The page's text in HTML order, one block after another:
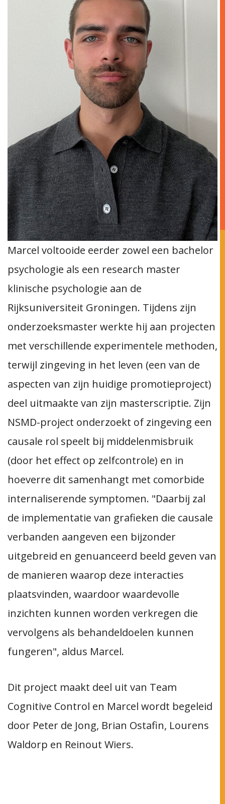
Marcel voltooide eerder zowel een bachelor
psychologie als een research master
klinische psychologie aan de
Rijksuniversiteit Groningen. Tijdens zijn
onderzoeksmaster werkte hij aan projecten
met verschillende experimentele methoden,
terwijl zingeving in het leven (een van de
aspecten van zijn huidige promotieproject)
deel uitmaakte van zijn masterscriptie. Zijn
NSMD-project onderzoekt of zingeving een
causale rol speelt bij middelenmisbruik
(door het effect op zelfcontrole) en in
hoeverre dit samenhangt met comorbide
internaliserende symptomen. "Daarbij zal
de implementatie van grafieken die causale
verbanden aangeven een bijzonder
uitgebreid en genuanceerd beeld geven van
de manieren waarop deze interacties
plaatsvinden, waardoor waardevolle
inzichten kunnen worden verkregen die
vervolgens als behandeldoelen kunnen
fungeren", aldus Marcel.
Dit project maakt deel uit van Team
Cognitive Control en Marcel wordt begeleid
door Peter de Jong, Brian Ostafin, Lourens
Waldorp en Reinout Wiers.